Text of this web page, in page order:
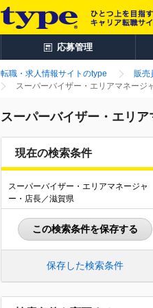
応募管理
転職・求人情報サイトのtype 販売
スーパーバイザー・エリアマネージ
スーパーバイザー・エリ
現在の検索条件
スーパーバイザー・エリアマネージャ
ー・店長／滋賀県
この検索条件を保存する
保存した検索条件